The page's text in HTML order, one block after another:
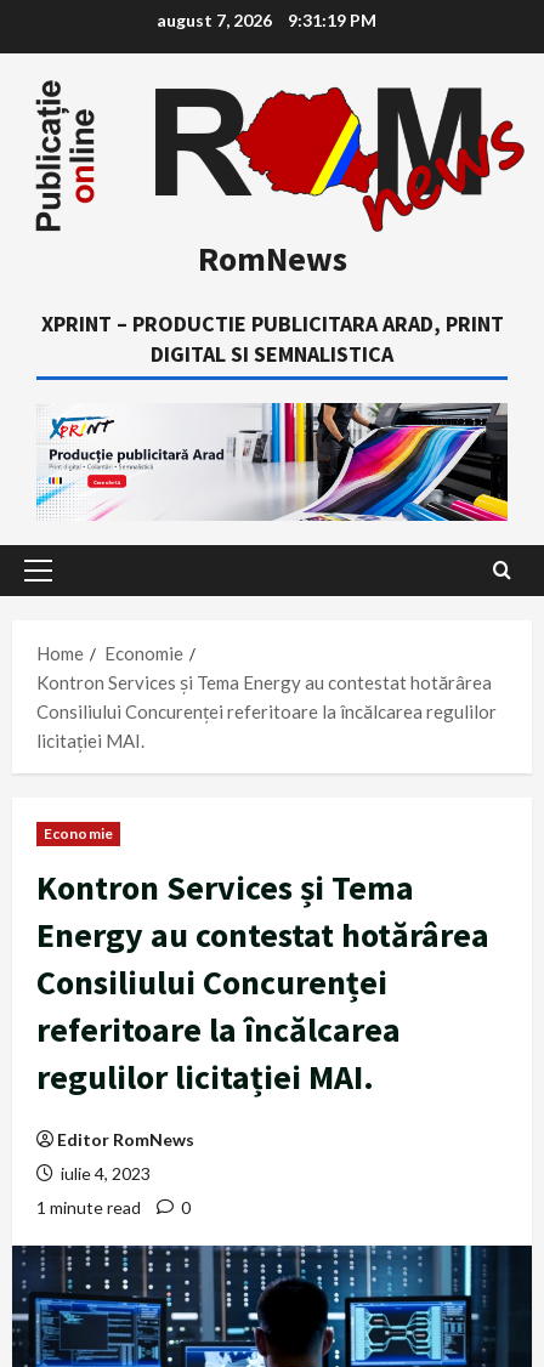
content
august 7, 2026 9:31:20 PM
RomNews
XPRINT – PRODUCTIE PUBLICITARA ARAD, PRINT
DIGITAL SI SEMNALISTICA
Primary
Home
Economie
Kontron Services și Tema Energy au contestat hotărârea
Consiliului Concurenței referitoare la încălcarea regulilor
licitației MAI.
Economie
Kontron Services și Tema
Energy au contestat hotărârea
Consiliului Concurenței
referitoare la încălcarea
regulilor licitației MAI.
Editor RomNews
iulie 4, 2023
1 minute read
0